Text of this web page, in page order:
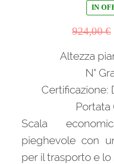
IN
924,00€
Altezza
N°
Certificazione:
Portata
Scala
pieghevole con
per il trasporto e